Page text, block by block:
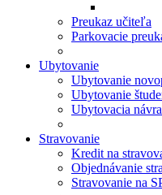
Preukaz učiteľa
Parkovacie
Ubytovanie
Ubytovanie
Ubytovanie
Ubytovacia
Stravovanie
Kredit na
Objednávanie
Stravovanie na